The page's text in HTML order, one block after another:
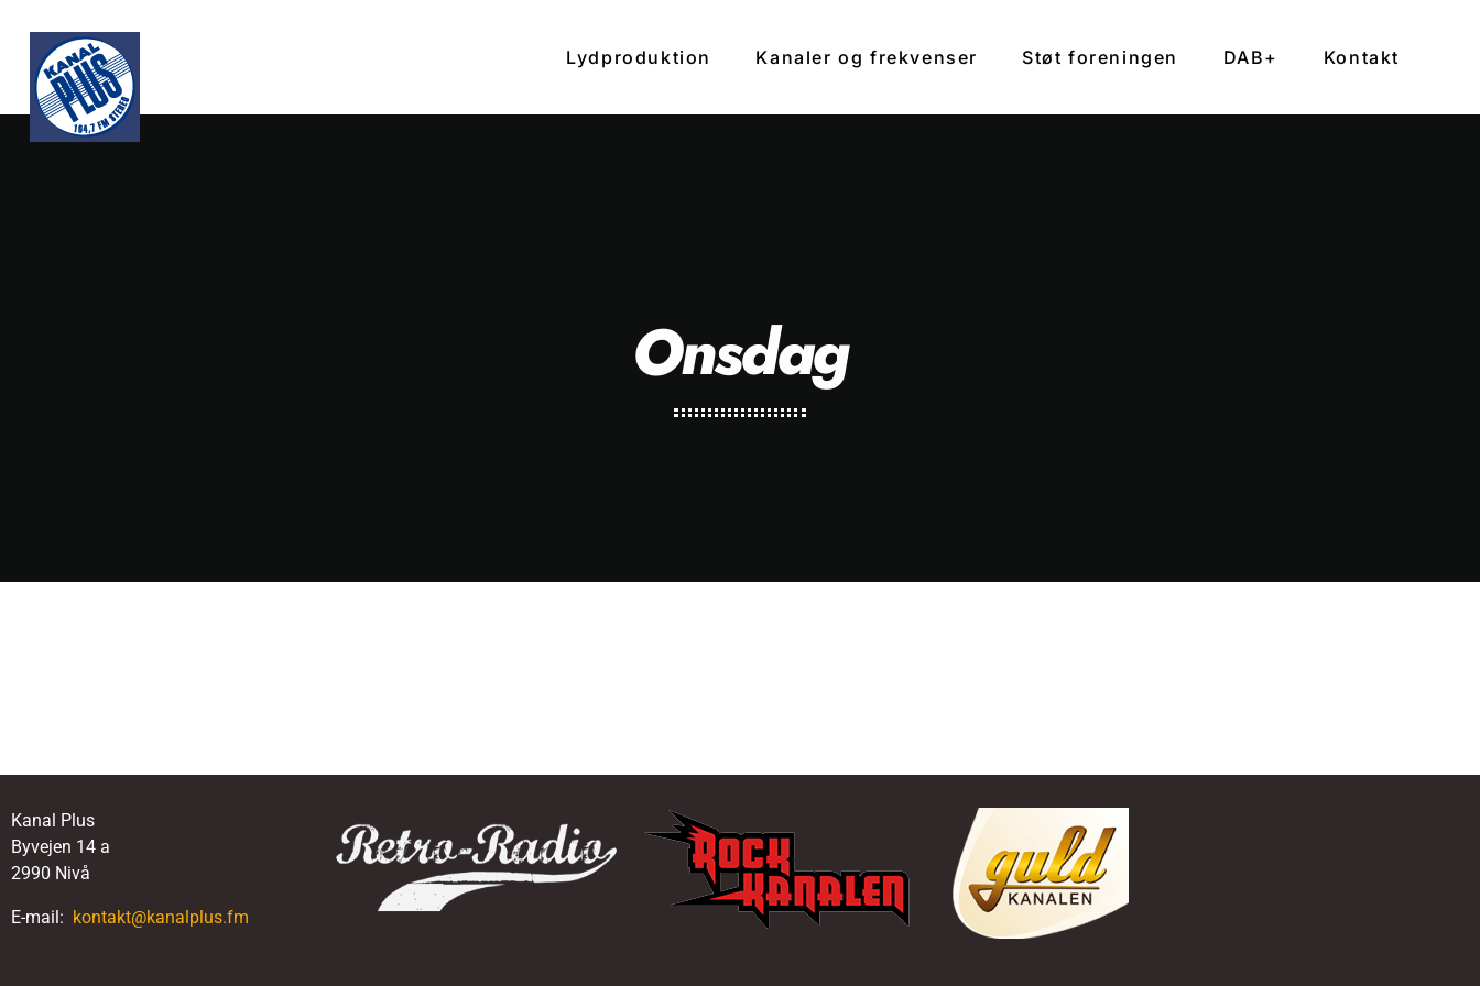
Lydproduktion Kanaler og frekvenser Støt foreningen DAB+ Kontakt
close
Onsdag
Kanal Plus
Byvejen 14 a
2990 Nivå
E-mail: kontakt@kanalplus.fm